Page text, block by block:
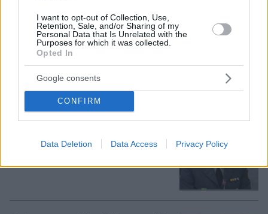
I want to opt-out of Collection, Use,
Retention, Sale, and/or Sharing of my
Personal Data that Is Unrelated with the
Purposes for which it was collected.
Opted In
Google consents
CONFIRM
Data Deletion Data Access Privacy Policy
Συνετρίβη πυροσβεστικό ελικόπτερο
ενώ επιχειρούσε σε μεγάλη δασική
πυρκαγιά στη Γιούτα
08.08.2026, 09:34
08.08.2026, 14:57 20